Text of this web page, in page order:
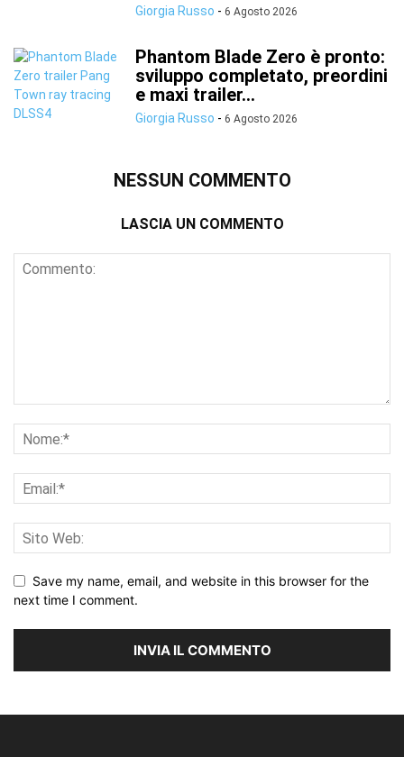
Giorgia Russo - 6 Agosto 2026
Phantom Blade Zero è pronto:
sviluppo completato, preordini
e maxi trailer...
Giorgia Russo - 6 Agosto 2026
NESSUN COMMENTO
LASCIA UN COMMENTO
Save my name, email, and website in this browser for the
next time I comment.